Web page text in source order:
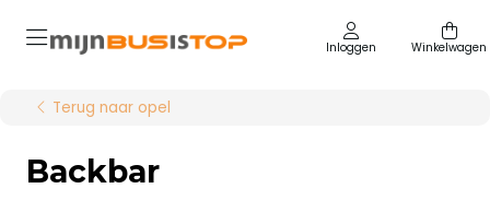
Inloggen Winkelwagen
Terug naar opel
Backbar